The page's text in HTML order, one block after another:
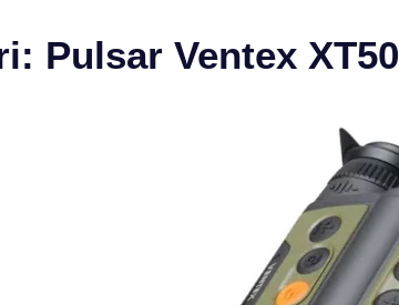
Pulsar Ventex XT50